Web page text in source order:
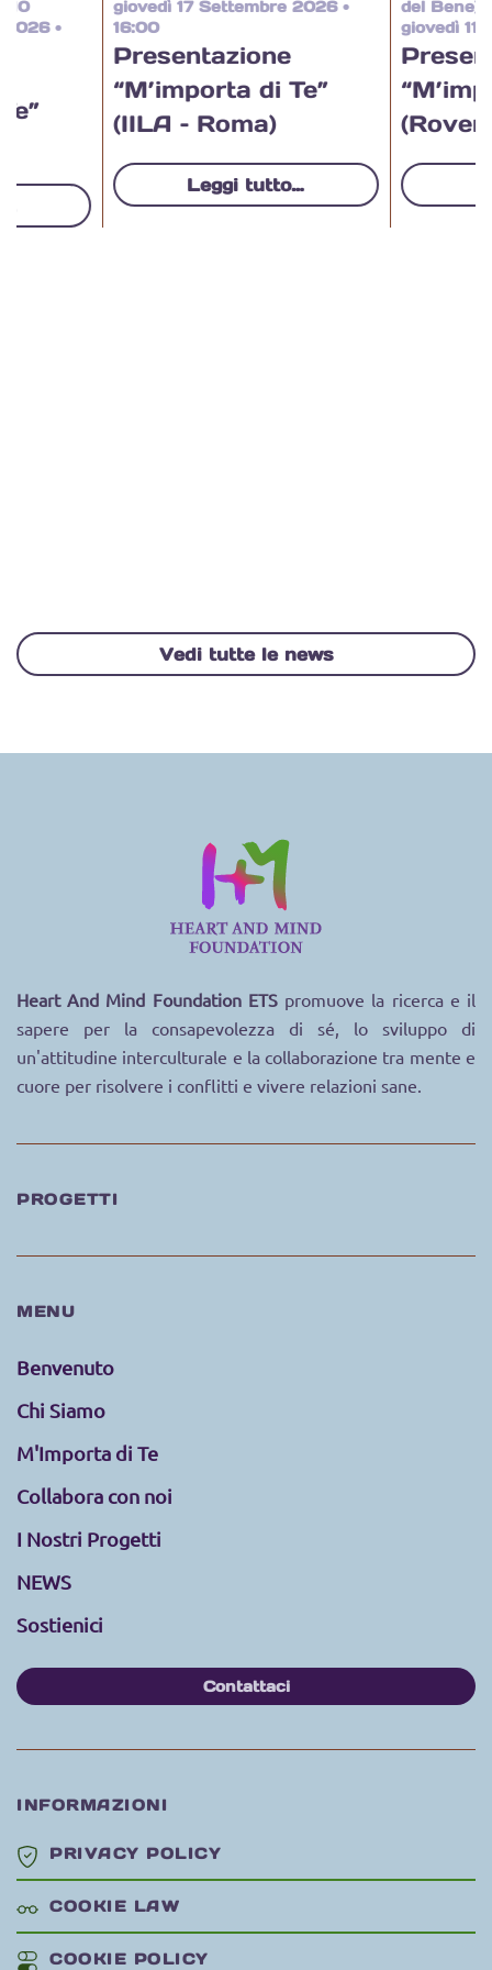
10
•
giovedì 17 Settembre 2026 •
16:00
Presentazione
“M’importa di Te”
(IILA – Roma)
Leggi tutto…
del Bene)
giovedì 11
Vedi tutte le news
Heart And Mind Foundation ETSpromuove la ricerca e il
sapere per la consapevolezza di sé, lo sviluppo di
un'attitudine interculturale e la collaborazione tra mente e
cuore per risolvere i conflitti e vivere relazioni sane.
PROGETTI
MENU
Benvenuto
Chi Siamo
M'Importa di Te
Collabora con noi
I Nostri Progetti
NEWS
Sostienici
Contattaci
INFORMAZIONI
PRIVACY POLICY
COOKIE LAW
COOKIE POLICY